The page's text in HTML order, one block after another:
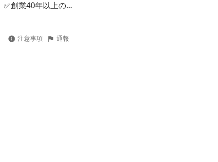
✅創業40年以上の...
注意事項 通報